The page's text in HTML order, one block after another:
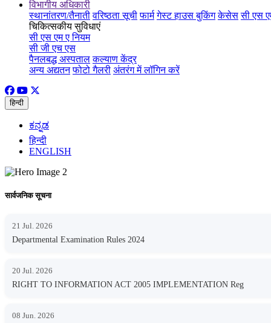
विभागीय अधिकारी
स्थानांतरण/तैनाती वरिष्ठता सूची फार्म गेस्ट हाउस बुकिंग केसेस सी एस
चिकित्सकीय सुविधाएं
सी एस एम ए नियम
सी जी एच एस
पैनलबद्ध अस्पताल कल्याण केंद्र
अन्य अद्यतन फोटो गैलरी अंतरंग में लॉगिन करें
हिन्दी
ಕನ್ನಡ
हिन्दी
ENGLISH
सार्वजनिक सूचना
21 Jul. 2026
Departmental Examination Rules 2024
20 Jul. 2026
RIGHT TO INFORMATION ACT 2005 IMPLEMENTATION Reg
08 Jun. 2026